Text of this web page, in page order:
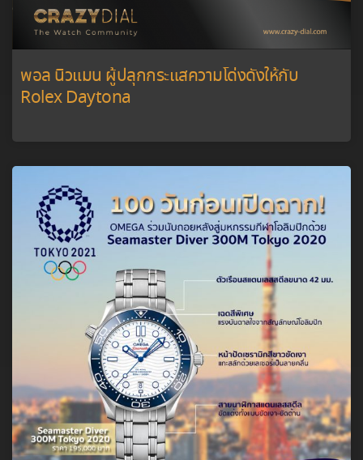
พอล นิวแมน ผู้ปลุกกระแสความโด่งดังให้กับ
Rolex Daytona